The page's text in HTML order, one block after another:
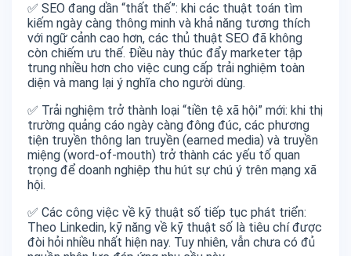
✅ SEO đang dần “thất thế”: khi các thuật toán tìm
kiếm ngày càng thông minh và khả năng tương thích
với ngữ cảnh cao hơn, các thủ thuật SEO đã không
còn chiếm ưu thế. Điều này thúc đẩy marketer tập
trung nhiều hơn cho việc cung cấp trải nghiệm toàn
diện và mang lại ý nghĩa cho người dùng.
✅ Trải nghiệm trở thành loại “tiền tệ xã hội” mới: khi thị
trường quảng cáo ngày càng đông đúc, các phương
tiện truyền thông lan truyền (earned media) và truyền
miệng (word-of-mouth) trở thành các yếu tố quan
trọng để doanh nghiệp thu hút sự chú ý trên mạng xã
hội.
✅ Các công việc về kỹ thuật số tiếp tục phát triển:
Theo Linkedin, kỹ năng về kỹ thuật số là tiêu chí được
đòi hỏi nhiều nhất hiện nay. Tuy nhiên, vẫn chưa có đủ